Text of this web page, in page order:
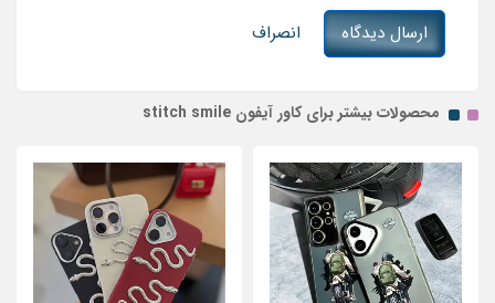
ارسال دیدگاه انصراف
محصولات بیشتر برای کاور آیفون stitch smile